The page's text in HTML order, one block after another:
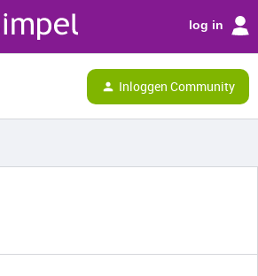
log in
Inloggen Community